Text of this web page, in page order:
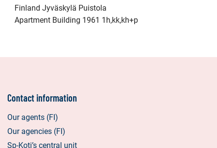
Finland Jyväskylä Puistola
Apartment Building 1961 1h,kk,kh+p
Contact information
Our agents (FI)
Our agencies (FI)
Sp-Koti’s central unit